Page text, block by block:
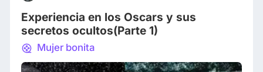
enigmas y solventar problemas en cuestión de
Experiencia en los Oscars y sus
secretos ocultos(Parte 1)
Mujer bonita